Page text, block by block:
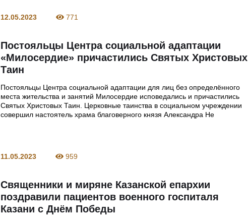
12.05.2023 771
Постояльцы Центра социальной адаптации
«Милосердие» причастились Святых Христовых
Таин
Постояльцы Центра социальной адаптации для лиц без определённого
места жительства и занятий Милосердие исповедались и причастились
Святых Христовых Таин. Церковные таинства в социальном учреждении
совершил настоятель храма благоверного князя Александра Не
11.05.2023 959
Священники и миряне Казанской епархии
поздравили пациентов военного госпиталя
Казани с Днём Победы